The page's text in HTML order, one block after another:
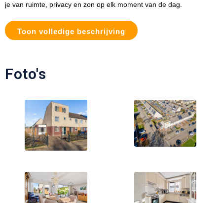
je van ruimte, privacy en zon op elk moment van de dag.
Toon volledige beschrijving
Foto's